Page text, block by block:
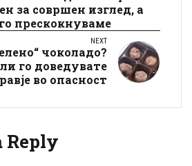
за совршен изглед, а
прескокнуваме
NEXT
чоколадо?
го доведувате
во опасност
Reply